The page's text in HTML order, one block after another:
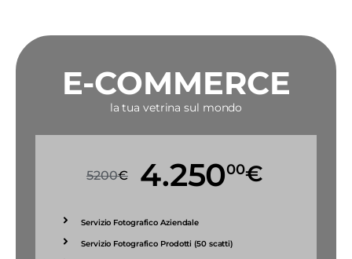
E-COMMERCE
la tua vetrina sul mondo
5200€ 4.25000€
Servizio Fotografico Aziendale
Servizio Fotografico Prodotti (50 scatti)